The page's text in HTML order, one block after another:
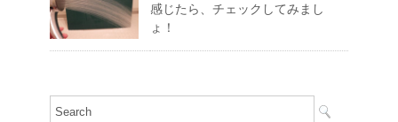
感じたら、チェックしてみまし
ょ！